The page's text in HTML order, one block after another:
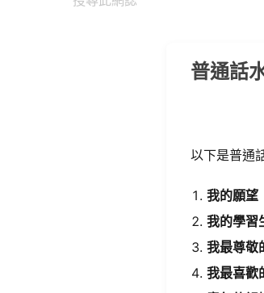
普通話
以下是​普通
​我的願望​
我的學習
我最尊敬
我最喜歡